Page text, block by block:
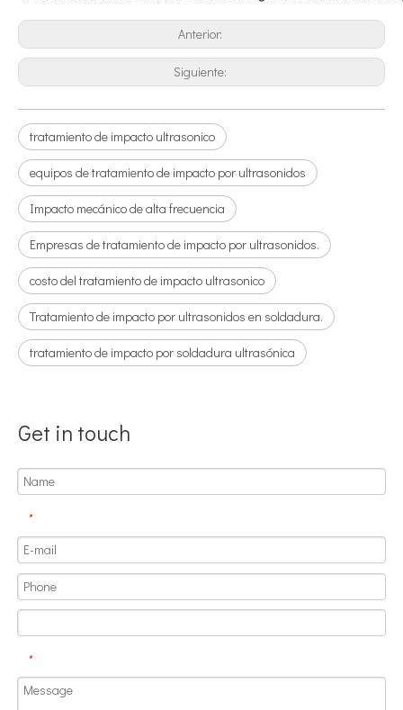
La era de la energía del hidrógeno: oportunidades para los equipos de pulverización ultrasónica
El sistema de recubrimiento de pulverización ultrasónica es una
Anterior:
Siguiente:
tratamiento de impacto ultrasonico
equipos de tratamiento de impacto por ultrasonidos
Impacto mecánico de alta frecuencia
Empresas de tratamiento de impacto por ultrasonidos.
costo del tratamiento de impacto ultrasonico
Tratamiento de impacto por ultrasonidos en soldadura.
tratamiento de impacto por soldadura ultrasónica
Get in touch
*
*